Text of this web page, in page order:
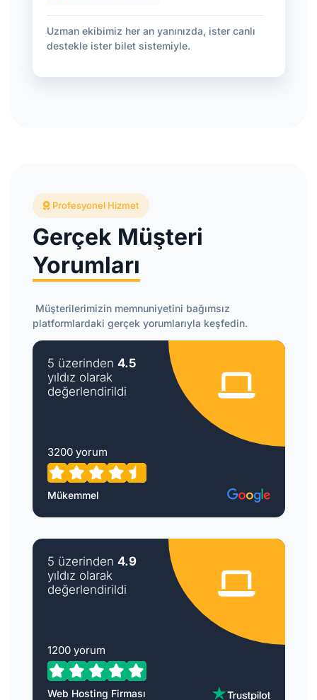
Uzman ekibimiz her an yanınızda, ister canlı
destekle ister bilet sistemiyle.
Profesyonel Hizmet
Gerçek Müşteri
Yorumları
Müşterilerimizin memnuniyetini bağımsız
platformlardaki gerçek yorumlarıyla keşfedin.
5 üzerinden 4.5
yıldız olarak
değerlendirildi
3200 yorum
Mükemmel
5 üzerinden 4.9
yıldız olarak
değerlendirildi
1200 yorum
Web Hosting Firması